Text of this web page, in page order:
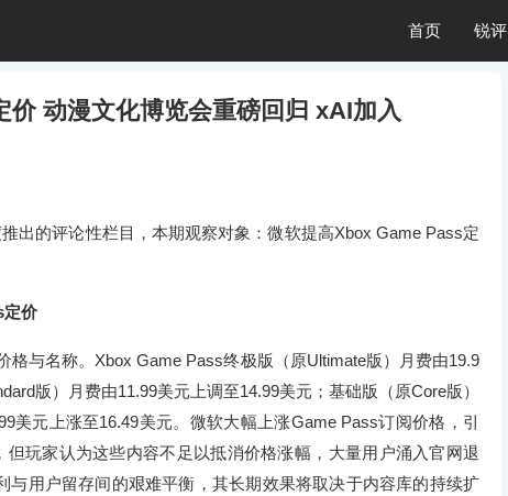
首页 锐评
动漫文化博览会重磅回归 xAI加入
的评论性栏目，本期观察对象：微软提高Xbox Game Pass定
定价
与名称。Xbox Game Pass终极版（原Ultimate版）月费由19.9
版）月费由11.99美元上调至14.99美元；基础版（原Core版）
美元上涨至16.49美元。微软大幅上涨Game Pass订阅价格，引
玩家认为这些内容不足以抵消价格涨幅‌，大量用户涌入官网退
用户留存间的艰难平衡，其长期效果将取决于内容库的持续扩